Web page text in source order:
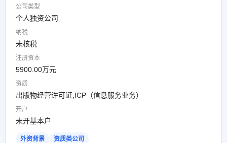
公司类型
个人独资公司
纳税
未核税
注册资本
5900.00万元
资质
出版物经营许可证,ICP（信息服务业务）
开户
未开基本户
外资背景 资质类公司